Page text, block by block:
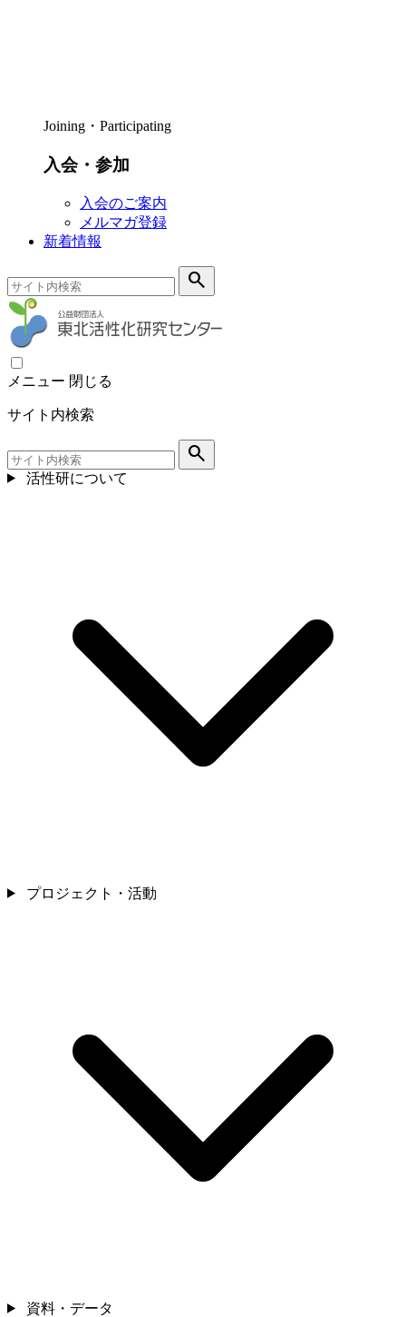
Joining・Participating
入会・参加
入会のご案内
メルマガ登録
新着情報
search
メニュー 閉じる
サイト内検索
search
活性研について
プロジェクト・活動
資料・データ